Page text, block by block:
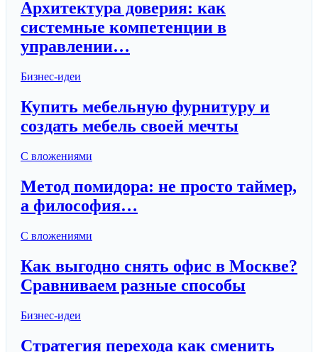
Архитектура доверия: как
системные компетенции в
управлении…
Бизнес-идеи
Купить мебельную фурнитуру и
создать мебель своей мечты
С вложениями
Метод помидора: не просто таймер,
а философия…
С вложениями
Как выгодно снять офис в Москве?
Сравниваем разные способы
Бизнес-идеи
Стратегия перехода как сменить